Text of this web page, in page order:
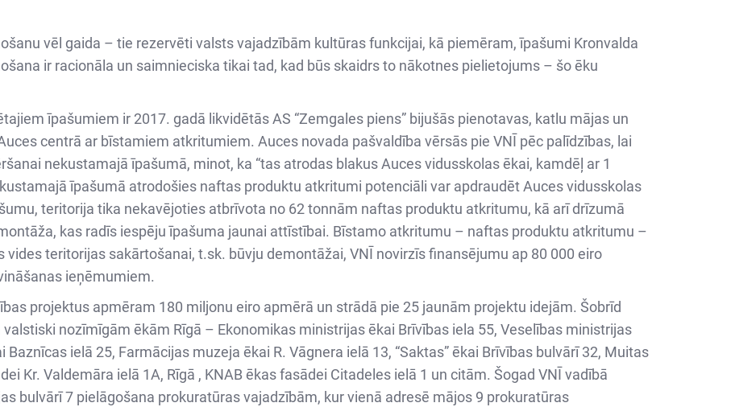
vēl gaida – tie rezervēti valsts vajadzībām kultūras funkcijai, kā piemēram, īpašumi Kronvalda
ir racionāla un saimnieciska tikai tad, kad būs skaidrs to nākotnes pielietojums – šo ēku
īpašumiem ir 2017. gadā likvidētās AS “Zemgales piens” bijušās pienotavas, katlu mājas un
centrā ar bīstamiem atkritumiem. Auces novada pašvaldība vērsās pie VNĪ pēc palīdzības, lai
nekustamajā īpašumā, minot, ka “tas atrodas blakus Auces vidusskolas ēkai, kamdēļ ar 1
īpašumā atrodošies naftas produktu atkritumi potenciāli var apdraudēt Auces vidusskolas
teritorija tika nekavējoties atbrīvota no 62 tonnām naftas produktu atkritumu, kā arī drīzumā
kas radīs iespēju īpašuma jaunai attīstībai. Bīstamo atkritumu – naftas produktu atkritumu –
teritorijas sakārtošanai, t.sk. būvju demontāžai, VNĪ novirzīs finansējumu ap 80 000 eiro
ieņēmumiem.
projektus apmēram 180 miljonu eiro apmērā un strādā pie 25 jaunām projektu idejām. Šobrīd
nozīmīgām ēkām Rīgā – Ekonomikas ministrijas ēkai Brīvības iela 55, Veselības ministrijas
ielā 25, Farmācijas muzeja ēkai R. Vāgnera ielā 13, “Saktas” ēkai Brīvības bulvārī 32, Muitas
Kr. Valdemāra ielā 1A, Rīgā , KNAB ēkas fasādei Citadeles ielā 1 un citām. Šogad VNĪ vadībā
bulvārī 7 pielāgošana prokuratūras vajadzībām, kur vienā adresē mājos 9 prokuratūras